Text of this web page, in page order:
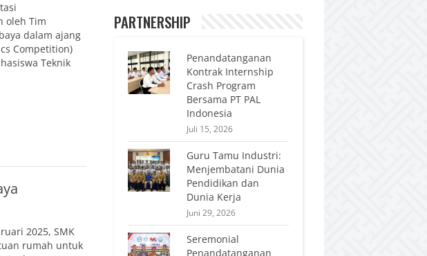
oleh Tim
dalam ajang
Competition)
Teknik
2025, SMK
rumah untuk
PARTNERSHIP
Penandatanganan
Kontrak Internship
Crash Program
Bersama PT PAL
Indonesia
Juli 15, 2026
Guru Tamu Industri:
Menjembatani Dunia
Pendidikan dan
Dunia Kerja
Juni 29, 2026
Seremonial
Penandatanganan